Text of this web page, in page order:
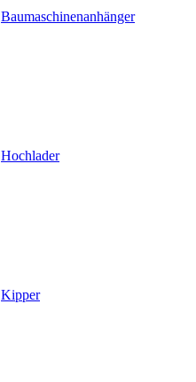
Baumaschinenanhänger
Hochlader
Kipper